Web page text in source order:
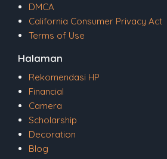
DMCA
California Consumer Privacy Act
Terms of Use
Halaman
Rekomendasi HP
Financial
Camera
Scholarship
Decoration
Blog